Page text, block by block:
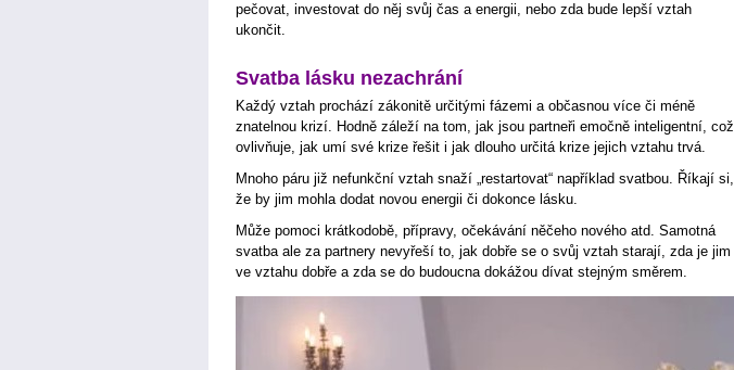
pečovat, investovat do něj svůj čas a energii, nebo zda bude lepší vztah
ukončit.
Svatba lásku nezachrání
Každý vztah prochází zákonitě určitými fázemi a občasnou více či méně
znatelnou krizí. Hodně záleží na tom, jak jsou partneři emočně inteligentní, což
ovlivňuje, jak umí své krize řešit i jak dlouho určitá krize jejich vztahu trvá.
Mnoho páru již nefunkční vztah snaží „restartovat“ například svatbou. Říkají si,
že by jim mohla dodat novou energii či dokonce lásku.
Může pomoci krátkodobě, přípravy, očekávání něčeho nového atd. Samotná
svatba ale za partnery nevyřeší to, jak dobře se o svůj vztah starají, zda je jim
ve vztahu dobře a zda se do budoucna dokážou dívat stejným směrem.